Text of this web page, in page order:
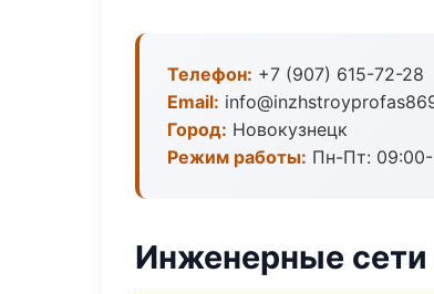
Телефон: +7 (907) 615-72-28
Email:
Город: Новокузнецк
Режим работы: Пн-Пт: 09:00-
Инженерные сети